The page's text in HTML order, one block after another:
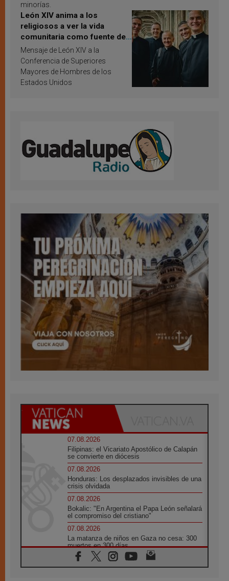
minorías.
León XIV anima a los
religiosos a ver la vida
comunitaria como fuente de
inspiración y santificación
Mensaje de León XIV a la
Conferencia de Superiores
Mayores de Hombres de los
Estados Unidos
07.08.2026
Filipinas: el Vicariato Apostólico de Calapán
se convierte en diócesis
07.08.2026
Honduras: Los desplazados invisibles de una
crisis olvidada
07.08.2026
Bokalic: "En Argentina el Papa León señalará
el compromiso del cristiano"
07.08.2026
La matanza de niños en Gaza no cesa: 300
muertos en 300 días
07.08.2026
Tagle: La guerra desfigura el mundo, solo la